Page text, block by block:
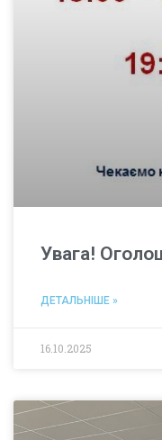
Увага!
ДЕТАЛЬНІШЕ »
16.10.2025